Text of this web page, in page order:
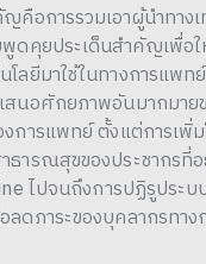
คือการรวมเอาผู้นำทางเ
ดคุยประเด็นสำคัญเพื่อ
โลยีมาใช้ในทางการแพ
สนอศักยภาพอันมากมาย
การแพทย์ ตั้งแต่การเพิ่ม
ธารณสุขของประชากรที่
ไปจนถึงการปฏิรูประบ
ลดภาระของบุคลากรทา